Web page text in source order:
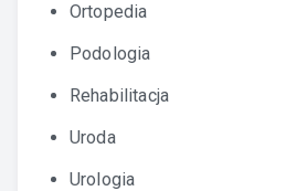
Ortopedia
Podologia
Rehabilitacja
Uroda
Urologia